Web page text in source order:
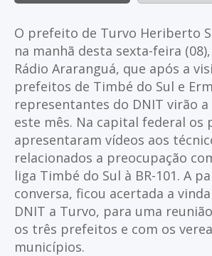
O prefeito de Turvo Heriberto
na manhã desta sexta-feira
Rádio Araranguá, que após a
prefeitos de Timbé do Sul e
representantes do DNIT virão
este mês. Na capital federal os
apresentaram vídeos aos
relacionados a preocupação
liga Timbé do Sul à BR-101. A
conversa, ficou acertada a
DNIT a Turvo, para uma
os três prefeitos e com os
municípios.